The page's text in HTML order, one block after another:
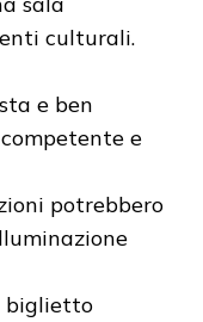
culturali.
e ben
e
potrebbero
biglietto